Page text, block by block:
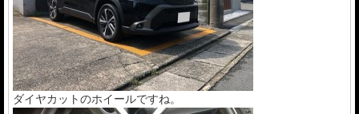
ダイヤカットのホイールですね。